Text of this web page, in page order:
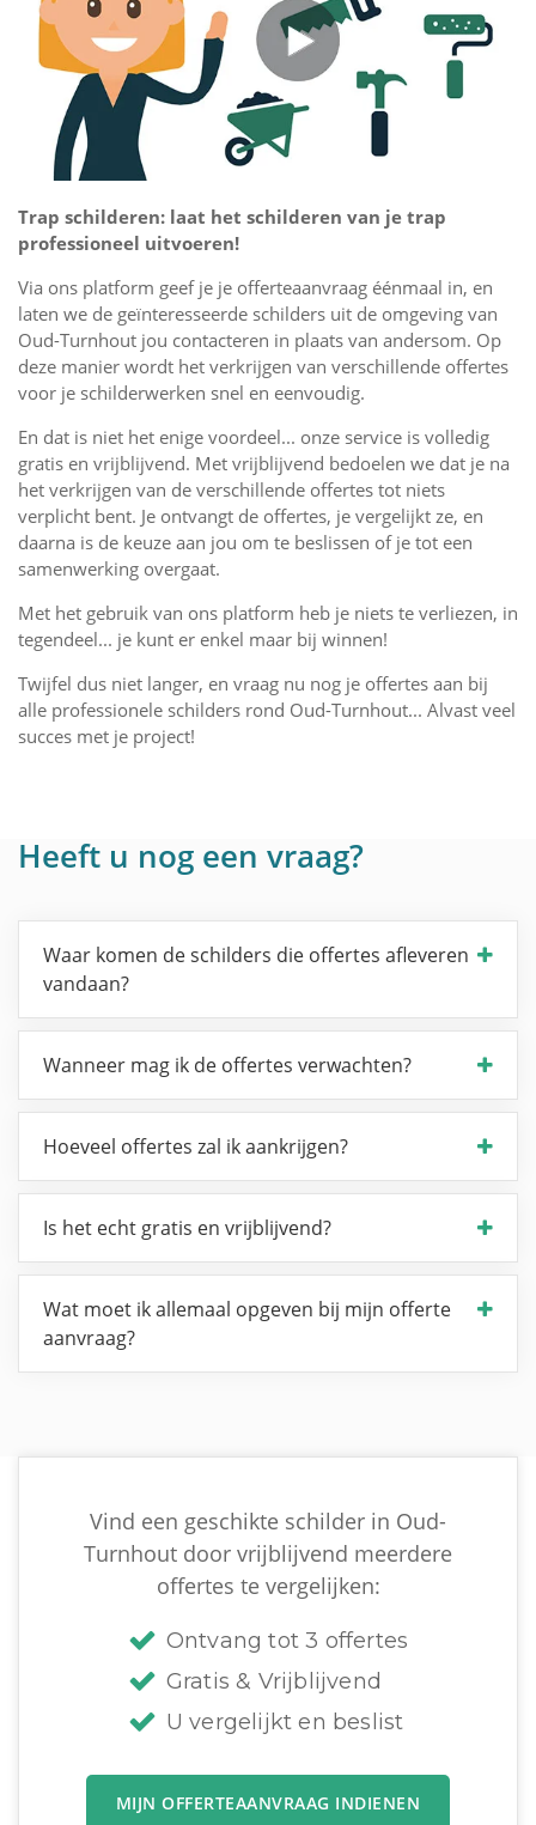
Trap schilderen: laat het schilderen van je trap
professioneel uitvoeren!
Via ons platform geef je je offerteaanvraag éénmaal in, en
laten we de geïnteresseerde schilders uit de omgeving van
Oud-Turnhout jou contacteren in plaats van andersom. Op
deze manier wordt het verkrijgen van verschillende offertes
voor je schilderwerken snel en eenvoudig.
En dat is niet het enige voordeel... onze service is volledig
gratis en vrijblijvend. Met vrijblijvend bedoelen we dat je na
het verkrijgen van de verschillende offertes tot niets
verplicht bent. Je ontvangt de offertes, je vergelijkt ze, en
daarna is de keuze aan jou om te beslissen of je tot een
samenwerking overgaat.
Met het gebruik van ons platform heb je niets te verliezen, in
tegendeel... je kunt er enkel maar bij winnen!
Twijfel dus niet langer, en vraag nu nog je offertes aan bij
alle professionele schilders rond Oud-Turnhout... Alvast veel
succes met je project!
Heeft u nog een vraag?
Waar komen de schilders die offertes afleveren
vandaan?
Wanneer mag ik de offertes verwachten?
Hoeveel offertes zal ik aankrijgen?
Is het echt gratis en vrijblijvend?
Wat moet ik allemaal opgeven bij mijn offerte
aanvraag?
Vind een geschikte schilder in Oud-
Turnhout door vrijblijvend meerdere
offertes te vergelijken:
Ontvang tot 3 offertes
Gratis & Vrijblijvend
U vergelijkt en beslist
MIJN OFFERTEAANVRAAG INDIENEN